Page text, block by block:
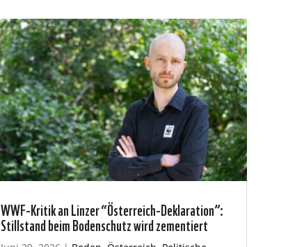
WWF-Kritik an Linzer “Österreich-Deklaration”:
Stillstand beim Bodenschutz wird zementiert